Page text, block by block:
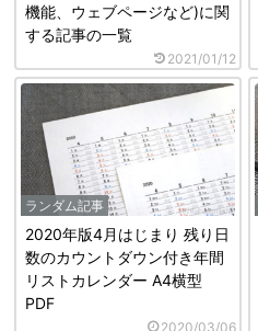
機能、ウェブページなど)に関
する記事の一覧
2021/01/12
ランダム記事
2020年版4月はじまり 残り日
数のカウントダウン付き年間
リストカレンダー A4横型
PDF
2020/03/06